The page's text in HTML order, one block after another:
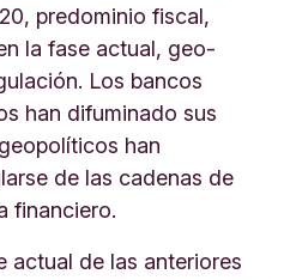
predominio fiscal,
la fase actual, geo-
Los bancos
han difuminado sus
han
de las cadenas de
financiero.
actual de las anteriores